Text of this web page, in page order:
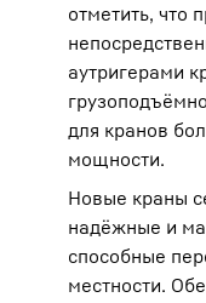
отметить, что
аутригерами
для кранов
мощности.
Новые краны
надёжные и
способные
местности.